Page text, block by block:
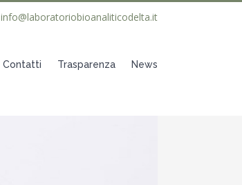
info@laboratoriobioanaliticodelta.it
Contatti Trasparenza News